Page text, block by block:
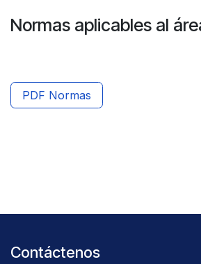
Normas aplicables al
PDF Normas
Contáctenos